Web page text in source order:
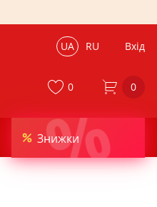
UA RU Вхід
0
%
Знижки
0